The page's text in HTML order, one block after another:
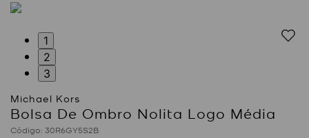
1
2
3
Bolsa De Ombro Nolita Logo Média
: 30R6GY5S2B